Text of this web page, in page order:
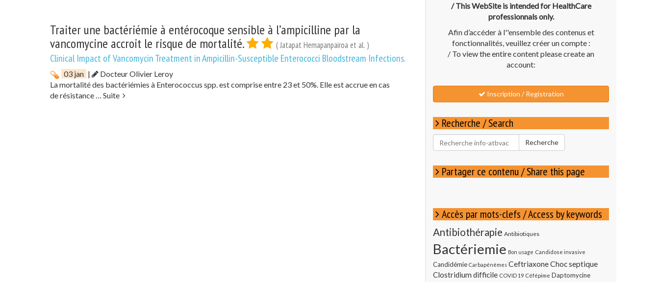
Traiter une bactériémie à entérocoque sensible à l’ampicilline par la
vancomycine accroit le risque de mortalité.
( Jatapat Hemapanpairoa et al. )
Clinical Impact of Vancomycin Treatment in Ampicillin-Susceptible Enterococci Bloodstream Infections.
03 jan |
Docteur Olivier Leroy
La mortalité des bactériémies à Enterococcus spp. est comprise entre 23 et 50%. Elle est accrue en cas
de résistance … Suite
/ This WebSite is intended for HealthCare
professionnals only.
Afin d’accéder à l''ensemble des contenus et
fonctionnalités, veuillez créer un compte :
/ To view the entire content please create an
account:
Inscription / Registration
Recherche / Search
Rechercher
pour
Recherche
Partager ce contenu / Share this page
Accès par mots-clefs / Access by keywords
Antibiothérapie Antibiotiques
Bactériemie Bon usage Candidose invasive
Candidémie Carbapénèmes CeftriaxoneChoc septique
Clostridium difficile COVID 19 Céfépime Daptomycine